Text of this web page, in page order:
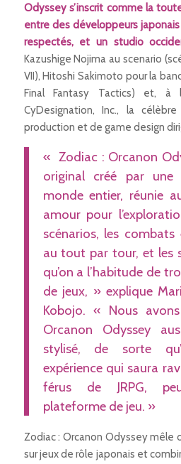
Odysseys’inscrit comme la
entre des développeurs
respectés, et un studio
Kazushige Nojima au scenario
VII), Hitoshi Sakimoto pour la
Final Fantasy Tactics) et, à
CyDesignation, Inc., la
production et de game design
« Zodiac : Orcanon
original créé par une
monde entier, réunie
amour pour
scénarios, les
au tout par tour, et les
qu’on a l’habitude de
de jeux, » explique
Kobojo. « Nous
Orcanon Odyssey
stylisé, de sorte
expérience qui saura
férus de JRPG,
plateforme de jeu. »
Zodiac : Orcanon Odysseymêle
sur jeux de rôle japonais et